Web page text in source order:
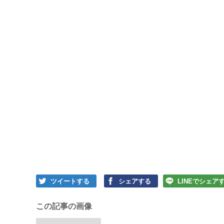
ツイートする シェアする LINEでシェア
この記事の画像